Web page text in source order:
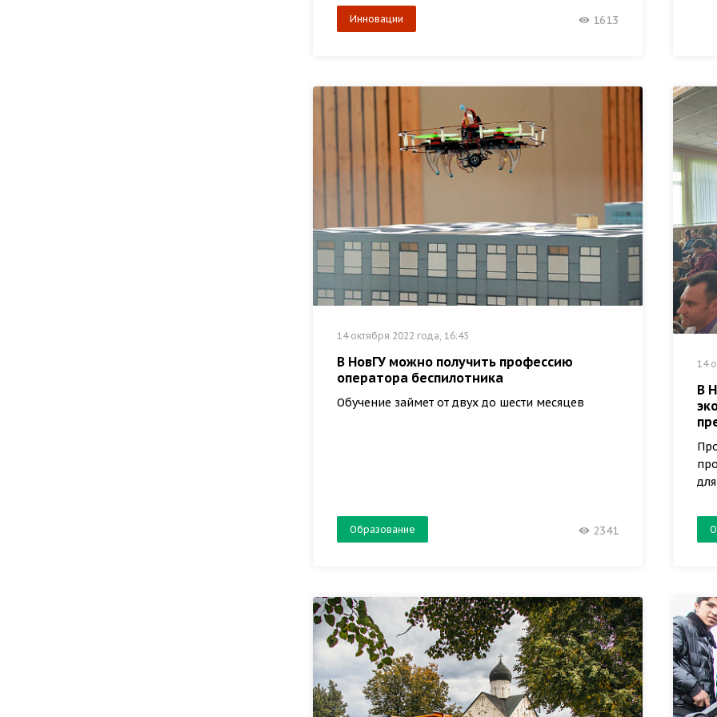
Инновации 1613
14 октября 2022 года, 16:45
В НовГУ можно получить профессию
оператора беспилотника
Обучение займет от двух до шести месяцев
Образование 2341
14
В